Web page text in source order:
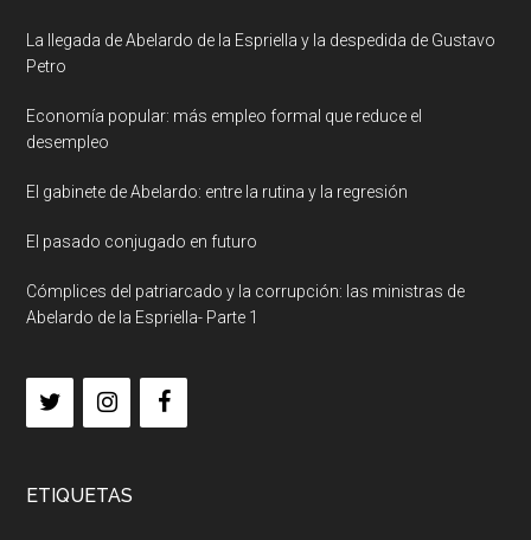
La llegada de Abelardo de la Espriella y la despedida de Gustavo
Petro
Economía popular: más empleo formal que reduce el
desempleo
El gabinete de Abelardo: entre la rutina y la regresión
El pasado conjugado en futuro
Cómplices del patriarcado y la corrupción: las ministras de
Abelardo de la Espriella- Parte 1
ETIQUETAS